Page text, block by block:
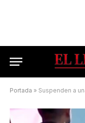
Portada » Suspenden a